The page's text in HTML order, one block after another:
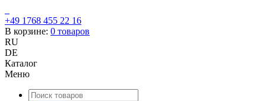
+49 1768 455 22 16
В корзине: 0 товаров
RU
DE
Каталог
Меню